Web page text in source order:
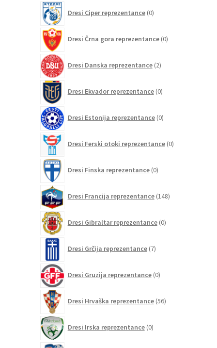
Dresi Ciper reprezentance 0izdelkov
Dresi Črna gora reprezentance 0izdelkov
Dresi Danska reprezentance 2izdelka
Dresi Ekvador reprezentance 0izdelkov
Dresi Estonija reprezentance 0izdelkov
Dresi Ferski otoki reprezentance 0izdelkov
Dresi Finska reprezentance 0izdelkov
Dresi Francija reprezentance 148izdelkov
Dresi Gibraltar reprezentance 0izdelkov
Dresi Grčija reprezentance 7izdelkov
Dresi Gruzija reprezentance 0izdelkov
Dresi Hrvaška reprezentance 56izdelkov
Dresi Irska reprezentance 0izdelkov